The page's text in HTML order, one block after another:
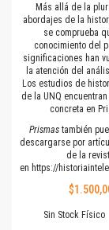
Más allá de la
abordajes de la
se comprueba
conocimiento del
significaciones han
la atención del
Los estudios de
de la UNQ
concreta en
Prismas también
descargarse por
de la
en https://
Sin Stock Físico